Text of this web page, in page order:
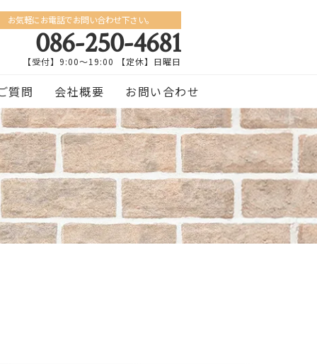
お気軽にお電話でお問い合わせ下さい。
086-250-4681
【受付】9:00〜19:00 【定休】日曜日
質問 会社概要 お問い合わせ